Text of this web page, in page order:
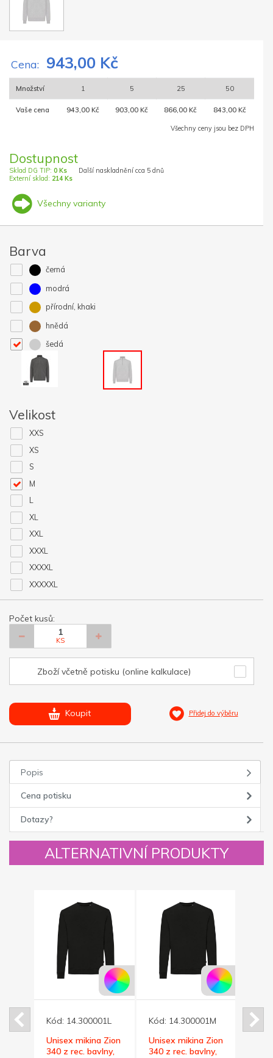
Cena: 943,00 Kč
Množství 1 5 25 50
Vaše cena 943,00 Kč 903,00 Kč 866,00 Kč 843,00 Kč
Všechny ceny jsou bez DPH
Dostupnost
Sklad DG TIP: 0 Ks
Externí sklad: 214 Ks
Další naskladnění cca 5 dnů
Všechny varianty
Barva
černá
modrá
přírodní, khaki
hnědá
šedá
Velikost
XXS
XS
S
M
L
XL
XXL
XXXL
XXXXL
XXXXXL
Počet kusů:
KS
Zboží včetně potisku (online kalkulace)
Koupit Přidej do výběru
Popis
Cena potisku
Dotazy?
ALTERNATIVNÍ PRODUKTY
Kód: 14.300001L
Unisex mikina Zion
340 z rec. bavlny,
Kód: 14.300001M
Unisex mikina Zion
340 z rec. bavlny,
Kód: